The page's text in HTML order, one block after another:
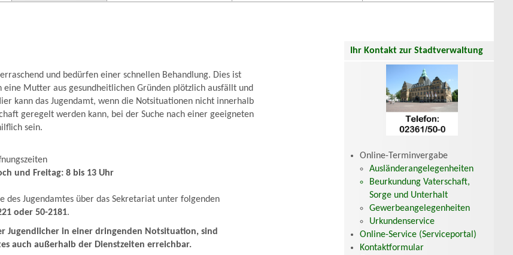
und bedürfen einer schnellen Behandlung. Dies ist
eine Mutter aus gesundheitlichen Gründen plötzlich ausfällt und
kann das Jugendamt, wenn die Notsituationen nicht innerhalb
geregelt werden kann, bei der Suche nach einer geeigneten
sein.
und Freitag: 8 bis 13 Uhr
des Jugendamtes über das Sekretariat unter folgenden
oder 50-2181.
Jugendlicher in einer dringenden Notsituation, sind
auch außerhalb der Dienstzeiten erreichbar.
Ihr Kontakt zur Stadtverwaltung
Online-Terminvergabe
Ausländerangelegenheiten
Beurkundung Vaterschaft,
Sorge und Unterhalt
Gewerbeangelegenheiten
Urkundenservice
Online-Service (Serviceportal)
Kontaktformular